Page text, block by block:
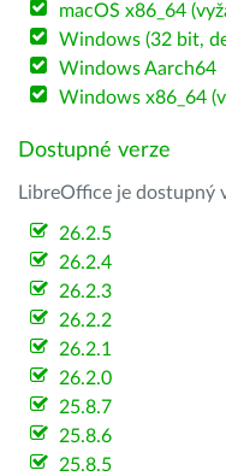
macOS x86_64
Windows (32 bit,
Windows Aarch64
Windows x86_64
Dostupné verze
LibreOffice je dostupný
26.2.5
26.2.4
26.2.3
26.2.2
26.2.1
26.2.0
25.8.7
25.8.6
25.8.5